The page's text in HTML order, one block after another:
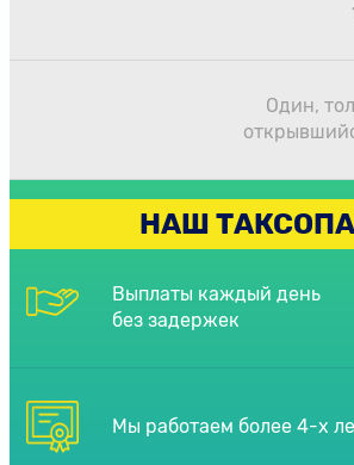
Один,
НАШ
Выплаты каждый день
без задержек
Мы работаем более 4-х